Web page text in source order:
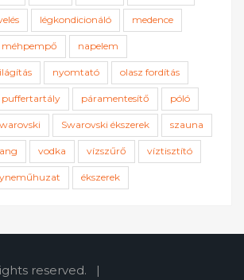
légkondicionáló medence
méhpempő napelem
nyomtató olasz fordítás
puffertartály páramentesítő póló
Swarovski ékszerek szauna
vodka vízszűrő víztisztító
ékszerek
reserved. |